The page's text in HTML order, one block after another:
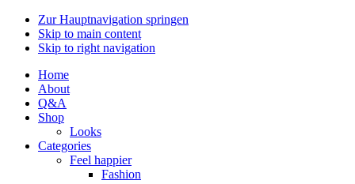
Zur Hauptnavigation springen
Skip to main content
Skip to right navigation
Home
About
Q&A
Shop
Looks
Categories
Feel happier
Fashion